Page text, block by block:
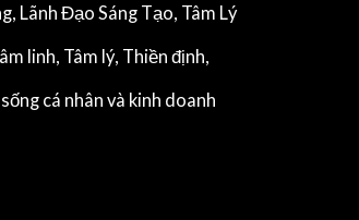
Lãnh Đạo Sáng Tạo, Tâm Lý
linh, Tâm lý, Thiền định,
cá nhân và kinh doanh